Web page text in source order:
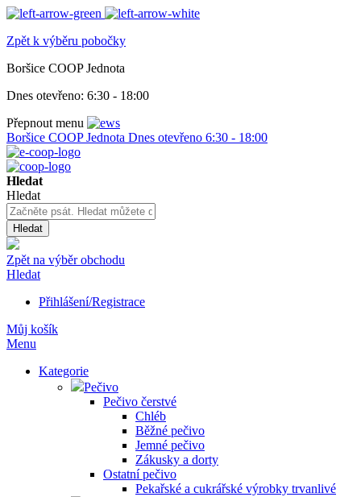
Zpět k výběru pobočky
Boršice COOP Jednota
Dnes otevřeno: 6:30 - 18:00
Přepnout menu
Boršice COOP Jednota Dnes otevřeno 6:30 - 18:00
Hledat
Hledat
Hledat
Zpět na výběr obchodu
Hledat
Přihlášení/Registrace
Můj košík
Menu
Kategorie
Pečivo
Pečivo čerstvé
Chléb
Běžné pečivo
Jemné pečivo
Zákusky a dorty
Ostatní pečivo
Pekařské a cukrářské výrobky trvanlivé